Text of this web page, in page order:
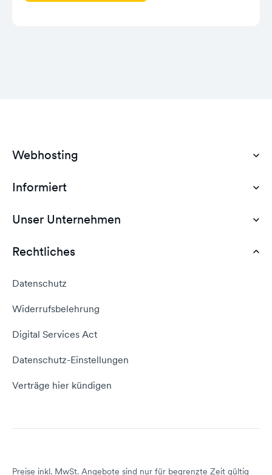
Webhosting
Domain Hosting
Günstiges Webhosting
Domain umziehen
E-Mail-Domain
Server Hosting
Informiert
Dokumente
WordPress Tutorial
Unser Unternehmen
AGB
Kontakt aufnehmen
Empfehlungsprogramm
Domain Reseller
Status dogado.de
Rechtliches
Datenschutz
Widerrufsbelehrung
Digital Services Act
Datenschutz-Einstellungen
Verträge hier kündigen
Preise inkl. MwSt. Angebote sind nur für begrenzte Zeit gültig